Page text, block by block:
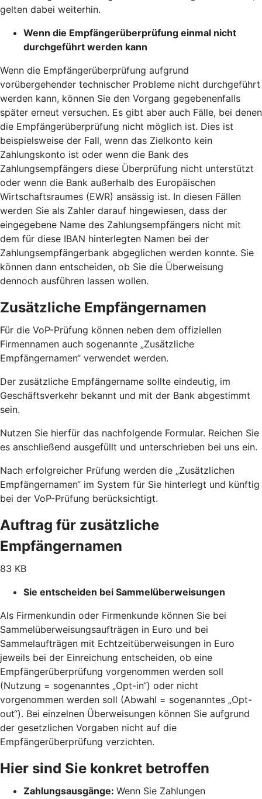
gelten dabei weiterhin.
Wenn die Empfängerüberprüfung einmal nicht
durchgeführt werden kann
Wenn die Empfängerüberprüfung aufgrund
vorübergehender technischer Probleme nicht durchgeführt
werden kann, können Sie den Vorgang gegebenenfalls
später erneut versuchen. Es gibt aber auch Fälle, bei denen
die Empfängerüberprüfung nicht möglich ist. Dies ist
beispielsweise der Fall, wenn das Zielkonto kein
Zahlungskonto ist oder wenn die Bank des
Zahlungsempfängers diese Überprüfung nicht unterstützt
oder wenn die Bank außerhalb des Europäischen
Wirtschaftsraumes (EWR) ansässig ist. In diesen Fällen
werden Sie als Zahler darauf hingewiesen, dass der
eingegebene Name des Zahlungsempfängers nicht mit
dem für diese IBAN hinterlegten Namen bei der
Zahlungsempfängerbank abgeglichen werden konnte. Sie
können dann entscheiden, ob Sie die Überweisung
dennoch ausführen lassen wollen.
Zusätzliche Empfängernamen
Für die VoP-Prüfung können neben dem offiziellen
Firmennamen auch sogenannte „Zusätzliche
Empfängernamen“ verwendet werden.
Der zusätzliche Empfängername sollte eindeutig, im
Geschäftsverkehr bekannt und mit der Bank abgestimmt
sein.
Nutzen Sie hierfür das nachfolgende Formular. Reichen Sie
es anschließend ausgefüllt und unterschrieben bei uns ein.
Nach erfolgreicher Prüfung werden die „Zusätzlichen
Empfängernamen“ im System für Sie hinterlegt und künftig
bei der VoP-Prüfung berücksichtigt.
Auftrag für zusätzliche
Empfängernamen
83 KB
Sie entscheiden bei Sammelüberweisungen
Als Firmenkundin oder Firmenkunde können Sie bei
Sammelüberweisungsaufträgen in Euro und bei
Sammelaufträgen mit Echtzeitüberweisungen in Euro
jeweils bei der Einreichung entscheiden, ob eine
Empfängerüberprüfung vorgenommen werden soll
(Nutzung = sogenanntes „Opt-in“) oder nicht
vorgenommen werden soll (Abwahl = sogenanntes „Opt-
out“). Bei einzelnen Überweisungen können Sie aufgrund
der gesetzlichen Vorgaben nicht auf die
Empfängerüberprüfung verzichten.
Hier sind Sie konkret betroffen
Zahlungsausgänge: Wenn Sie Zahlungen